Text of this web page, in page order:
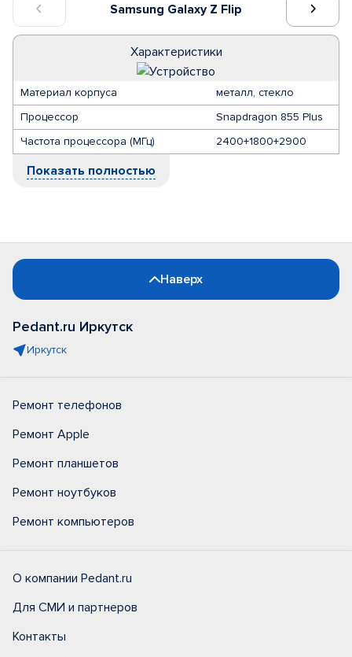
Samsung Galaxy Z Flip
Характеристики
Материал корпуса
металл, стекло
Процессор
Snapdragon 855 Plus
Частота процессора (МГц)
2400+1800+2900
Показать полностью
Наверх
Pedant.ru Иркутск
Иркутск
Ремонт телефонов
Ремонт Apple
Ремонт планшетов
Ремонт ноутбуков
Ремонт компьютеров
О компании Pedant.ru
Для СМИ и партнеров
Контакты